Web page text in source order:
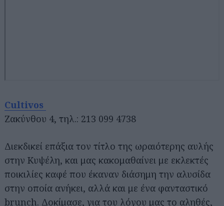
Cultivos
Ζακύνθου 4, τηλ.: 213 099 4738
Διεκδικεί επάξια τον τίτλο της ωραιότερης αυλής
στην Κυψέλη, και μας κακομαθαίνει με εκλεκτές
ποικιλίες καφέ που έκαναν διάσημη την αλυσίδα
στην οποία ανήκει, αλλά και με ένα φανταστικό
brunch. Δοκίμασε, για του λόγου μας το αληθές,